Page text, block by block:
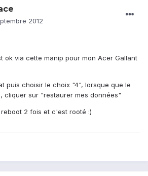
2012
ok via cette manip pour mon Acer Gallant
puis choisir le choix "4", lorsque que le
cliquer sur "restaurer mes données"
2 fois et c'est rooté :)